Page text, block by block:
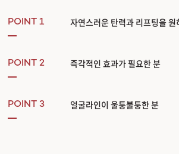
POINT 1 자연스러운 탄력과 리프팅을 원
POINT 2 즉각적인 효과가 필요한 분
POINT 3 얼굴라인이 울퉁불퉁한 분